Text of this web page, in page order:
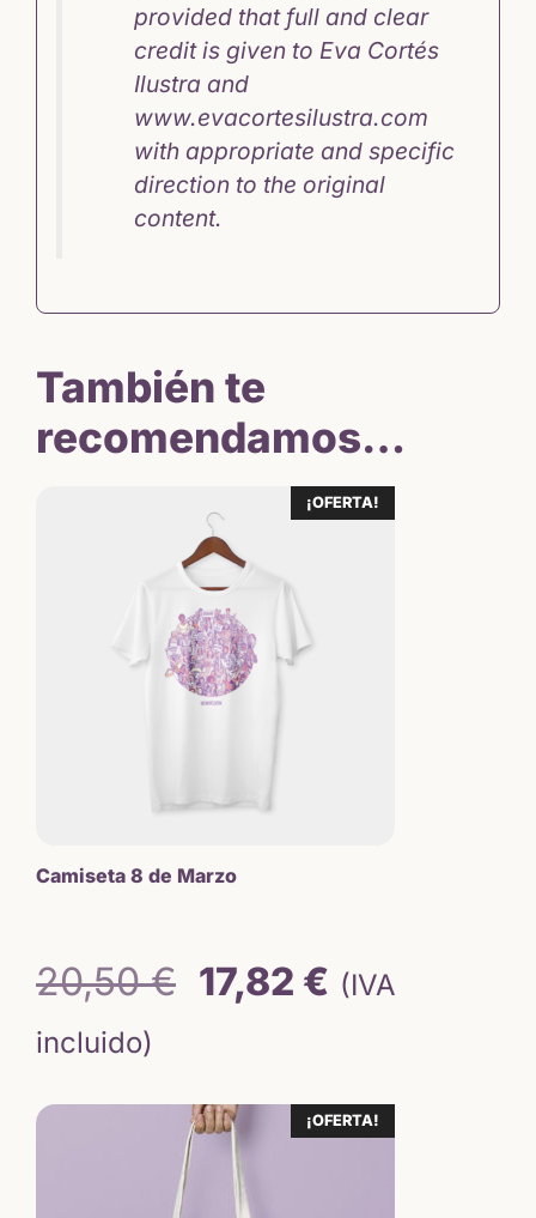
provided that full and clear
credit is given to Eva Cortés
Ilustra and
www.evacortesilustra.com
with appropriate and specific
direction to the original
content.
También te
recomendamos…
¡OFERTA!
Camiseta 8 de Marzo
20,50€ El
original
era:
17,82 € El
actual
es:
(IVA
incluido)
¡OFERTA!